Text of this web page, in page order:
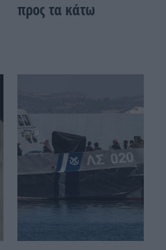
προς τα κάτω